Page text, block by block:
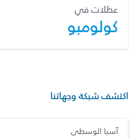
عطلات في
كولومبو
اكتشف شبكة وجهاتنا
آسيا الوسطى